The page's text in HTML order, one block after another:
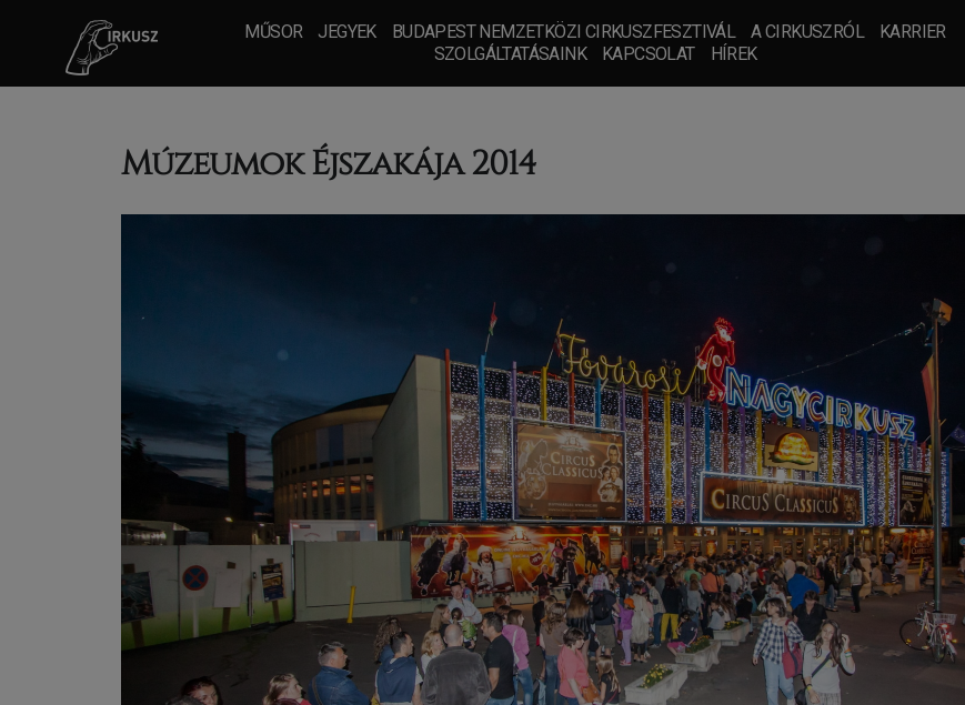
MŰSOR JEGYEK BUDAPEST NEMZETKÖZI CIRKUSZFESZTIVÁL A CIRKUSZRÓL
KARRIER
SZOLGÁLTATÁSAINK
KAPCSOLAT HÍREK
Múzeumok Éjszakája 2014